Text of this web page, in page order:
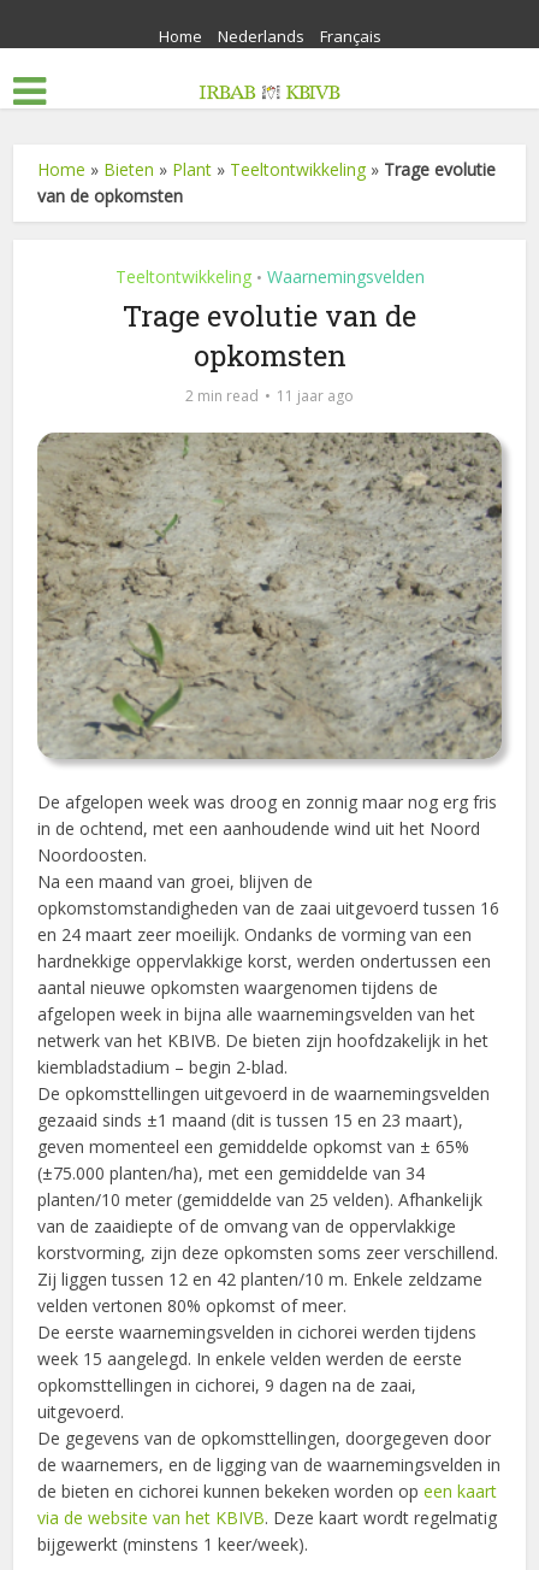
Home Nederlands Français
Home » Bieten » Plant » Teeltontwikkeling » Trage evolutie
van de opkomsten
Teeltontwikkeling • Waarnemingsvelden
Trage evolutie van de
opkomsten
2 min read 11 jaar ago
De afgelopen week was droog en zonnig maar nog erg fris
in de ochtend, met een aanhoudende wind uit het Noord
Noordoosten.
Na een maand van groei, blijven de
opkomstomstandigheden van de zaai uitgevoerd tussen 16
en 24 maart zeer moeilijk. Ondanks de vorming van een
hardnekkige oppervlakkige korst, werden ondertussen een
aantal nieuwe opkomsten waargenomen tijdens de
afgelopen week in bijna alle waarnemingsvelden van het
netwerk van het KBIVB. De bieten zijn hoofdzakelijk in het
kiembladstadium – begin 2-blad.
De opkomsttellingen uitgevoerd in de waarnemingsvelden
gezaaid sinds ±1 maand (dit is tussen 15 en 23 maart),
geven momenteel een gemiddelde opkomst van ± 65%
(±75.000 planten/ha), met een gemiddelde van 34
planten/10 meter (gemiddelde van 25 velden). Afhankelijk
van de zaaidiepte of de omvang van de oppervlakkige
korstvorming, zijn deze opkomsten soms zeer verschillend.
Zij liggen tussen 12 en 42 planten/10 m. Enkele zeldzame
velden vertonen 80% opkomst of meer.
De eerste waarnemingsvelden in cichorei werden tijdens
week 15 aangelegd. In enkele velden werden de eerste
opkomsttellingen in cichorei, 9 dagen na de zaai,
uitgevoerd.
De gegevens van de opkomsttellingen, doorgegeven door
de waarnemers, en de ligging van de waarnemingsvelden in
de bieten en cichorei kunnen bekeken worden opeen kaart
via de website van het KBIVB. Deze kaart wordt regelmatig
bijgewerkt (minstens 1 keer/week).